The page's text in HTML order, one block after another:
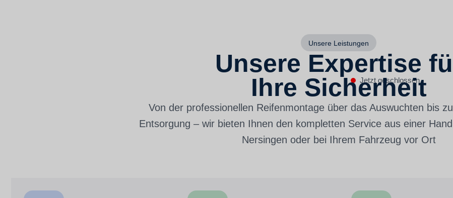
Jetzt geschlossen
Unsere Leistungen
Unsere Expertise
Ihre Sicherheit
Von der professionellen Reifenmontage über das Auswuchten bis
Entsorgung – wir bieten Ihnen den kompletten Service aus einer
Nersingen oder bei Ihrem Fahrzeug vor Ort